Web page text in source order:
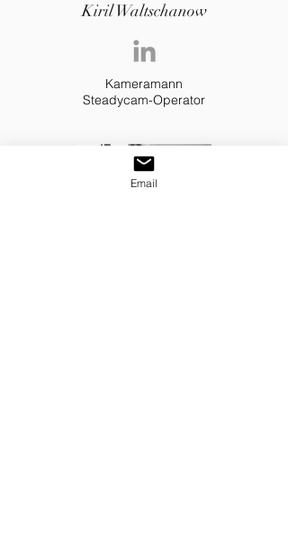
Kiril Waltschanow
Kameramann
Steadycam-Operator
Email